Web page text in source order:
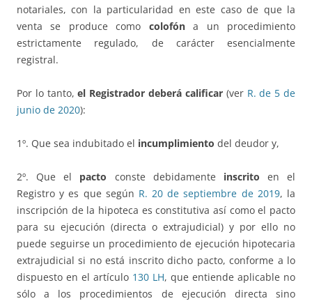
notariales, con la particularidad en este caso de que la
venta se produce como colofóna un procedimiento
estrictamente regulado, de carácter esencialmente
registral.
Por lo tanto,el Registrador deberá calificar(ver R. de 5 de
junio de 2020):
1º. Que sea indubitado el incumplimiento del deudor y,
2º. Que el pacto conste debidamente inscrito en el
Registro y es que según R. 20 de septiembre de 2019, la
inscripción de la hipoteca es constitutiva así como el pacto
para su ejecución (directa o extrajudicial) y por ello no
puede seguirse un procedimiento de ejecución hipotecaria
extrajudicial si no está inscrito dicho pacto, conforme a lo
dispuesto en el artículo 130 LH, que entiende aplicable no
sólo a los procedimientos de ejecución directa sino